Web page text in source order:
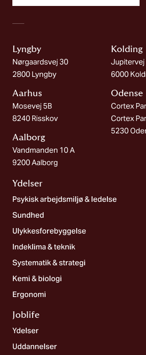
Lyngby
Nørgaardsvej 30
2800 Lyngby
Aarhus
Mosevej 5B
8240 Risskov
Aalborg​
Vandmanden 10 A
9200 Aalborg
Kolding​
Jupitervej
6000
Odense
Cortex
Cortex
5230
Ydelser
Psykisk arbejdsmiljø & ledelse
Sundhed
Ulykkesforebyggelse
Indeklima & teknik
Systematik & strategi
Kemi & biologi
Ergonomi
Joblife​
Ydelser
Uddannelser